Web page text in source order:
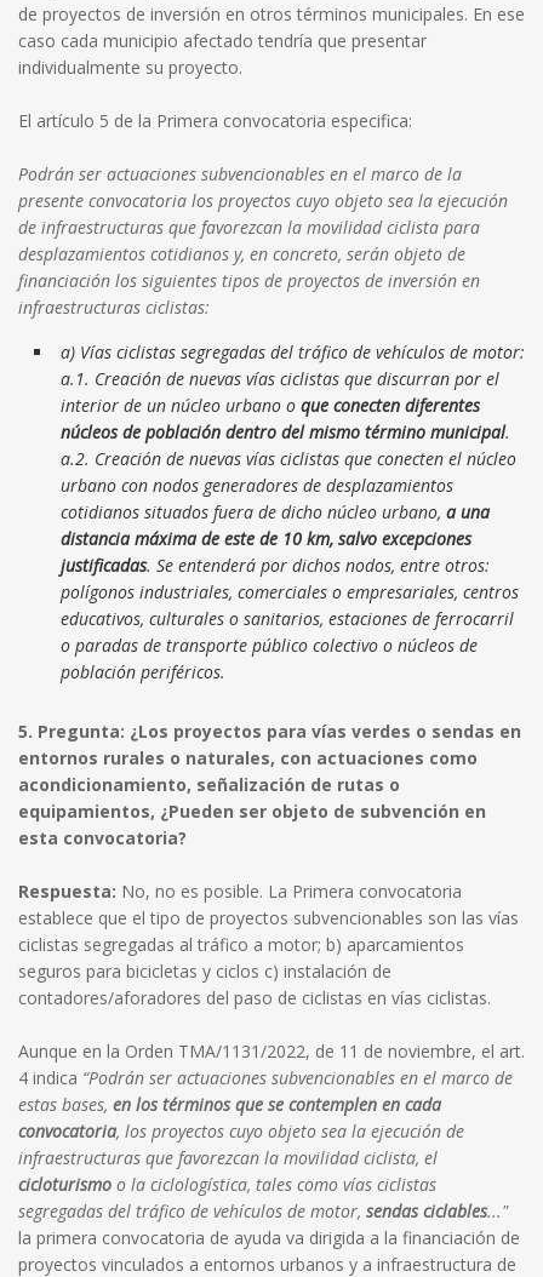
de proyectos de inversión en otros términos municipales. En ese
caso cada municipio afectado tendría que presentar
individualmente su proyecto.
El artículo 5 de la Primera convocatoria especifica:
Podrán ser actuaciones subvencionables en el marco de la
presente convocatoria los proyectos cuyo objeto sea la ejecución
de infraestructuras que favorezcan la movilidad ciclista para
desplazamientos cotidianos y, en concreto, serán objeto de
financiación los siguientes tipos de proyectos de inversión en
infraestructuras ciclistas:
a) Vías ciclistas segregadas del tráfico de vehículos de motor:
a.1. Creación de nuevas vías ciclistas que discurran por el
interior de un núcleo urbano o que conecten diferentes
núcleos de población dentro del mismo término municipal.
a.2. Creación de nuevas vías ciclistas que conecten el núcleo
urbano con nodos generadores de desplazamientos
cotidianos situados fuera de dicho núcleo urbano, a una
distancia máxima de este de 10 km, salvo excepciones
justificadas. Se entenderá por dichos nodos, entre otros:
polígonos industriales, comerciales o empresariales, centros
educativos, culturales o sanitarios, estaciones de ferrocarril
o paradas de transporte público colectivo o núcleos de
población periféricos.
5. Pregunta: ¿Los proyectos para vías verdes o sendas en
entornos rurales o naturales, con actuaciones como
acondicionamiento, señalización de rutas o
equipamientos, ¿Pueden ser objeto de subvención en
esta convocatoria?
Respuesta: No, no es posible. La Primera convocatoria
establece que el tipo de proyectos subvencionables son las vías
ciclistas segregadas al tráfico a motor; b) aparcamientos
seguros para bicicletas y ciclos c) instalación de
contadores/aforadores del paso de ciclistas en vías ciclistas.
Aunque en la Orden TMA/1131/2022, de 11 de noviembre, el art.
4 indica “Podrán ser actuaciones subvencionables en el marco de
estas bases, en los términos que se contemplen en cada
convocatoria, los proyectos cuyo objeto sea la ejecución de
infraestructuras que favorezcan la movilidad ciclista, el
cicloturismo o la ciclologística, tales como vías ciclistas
segregadas del tráfico de vehículos de motor, sendas ciclables..."
la primera convocatoria de ayuda va dirigida a la financiación de
proyectos vinculados a entornos urbanos y a infraestructura de